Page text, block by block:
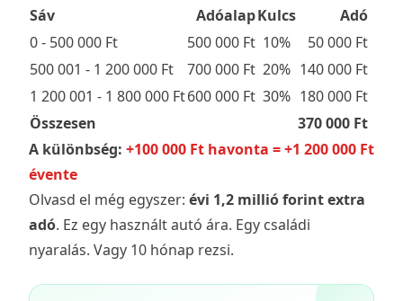
Sáv
AdóalapKulcs
Adó
0 - 500 000 Ft
500 000 Ft 10%
50 000 Ft
500 001 - 1 200 000 Ft
700 000 Ft 20% 140 000 Ft
1 200 001 - 1 800 000 Ft600 000 Ft 30% 180 000 Ft
Összesen
370 000 Ft
A különbség: +100 000 Ft havonta = +1 200 000 Ft
évente
Olvasd el még egyszer: évi 1,2 millió forint extra
adó. Ez egy használt autó ára. Egy családi
nyaralás. Vagy 10 hónap rezsi.